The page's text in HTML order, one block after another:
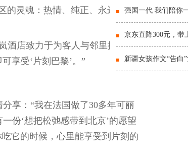
的灵魂：热情、纯正、永远好
酒店致力于为客人与邻里提供有
享受‘片刻巴黎’。”
享：“我在法国做了30多年可丽
份‘想把松弛感带到北京’的愿望
它的时候，心里能享受到片刻的
强国一代 我们陪你
京东直降300元，带
新疆女孩作文“告白